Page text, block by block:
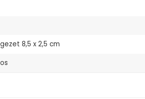
8,5 x 2,5 cm